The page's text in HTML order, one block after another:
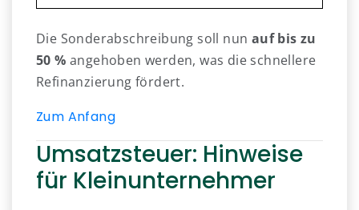
Die Sonderabschreibung soll nun auf bis zu
50 % angehoben werden, was die schnellere
Refinanzierung fördert.
Zum Anfang
Umsatzsteuer: Hinweise
für Kleinunternehmer